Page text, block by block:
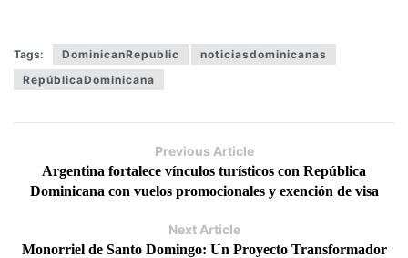
Tags: DominicanRepublic
noticiasdominicanas
RepúblicaDominicana
Previous Article
Argentina fortalece vínculos turísticos con República
Dominicana con vuelos promocionales y exención de visa
Next Article
Monorriel de Santo Domingo: Un Proyecto Transformador